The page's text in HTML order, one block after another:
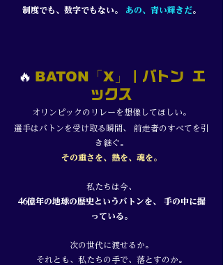
制度でも、数字でもない。 あの、青い輝きだ。
🔥 BATON「X」
｜バトン エ
ックス
オリンピックのリレーを想像してほしい。
選手はバトンを受け取る瞬間、 前走者のすべてを引
き継ぐ。
その重さを、熱を、魂を。
私たちは今、
46億年の地球の歴史というバトンを、 手の中に握
っている。
次の世代に渡せるか。
それとも、私たちの手で、落とすのか。